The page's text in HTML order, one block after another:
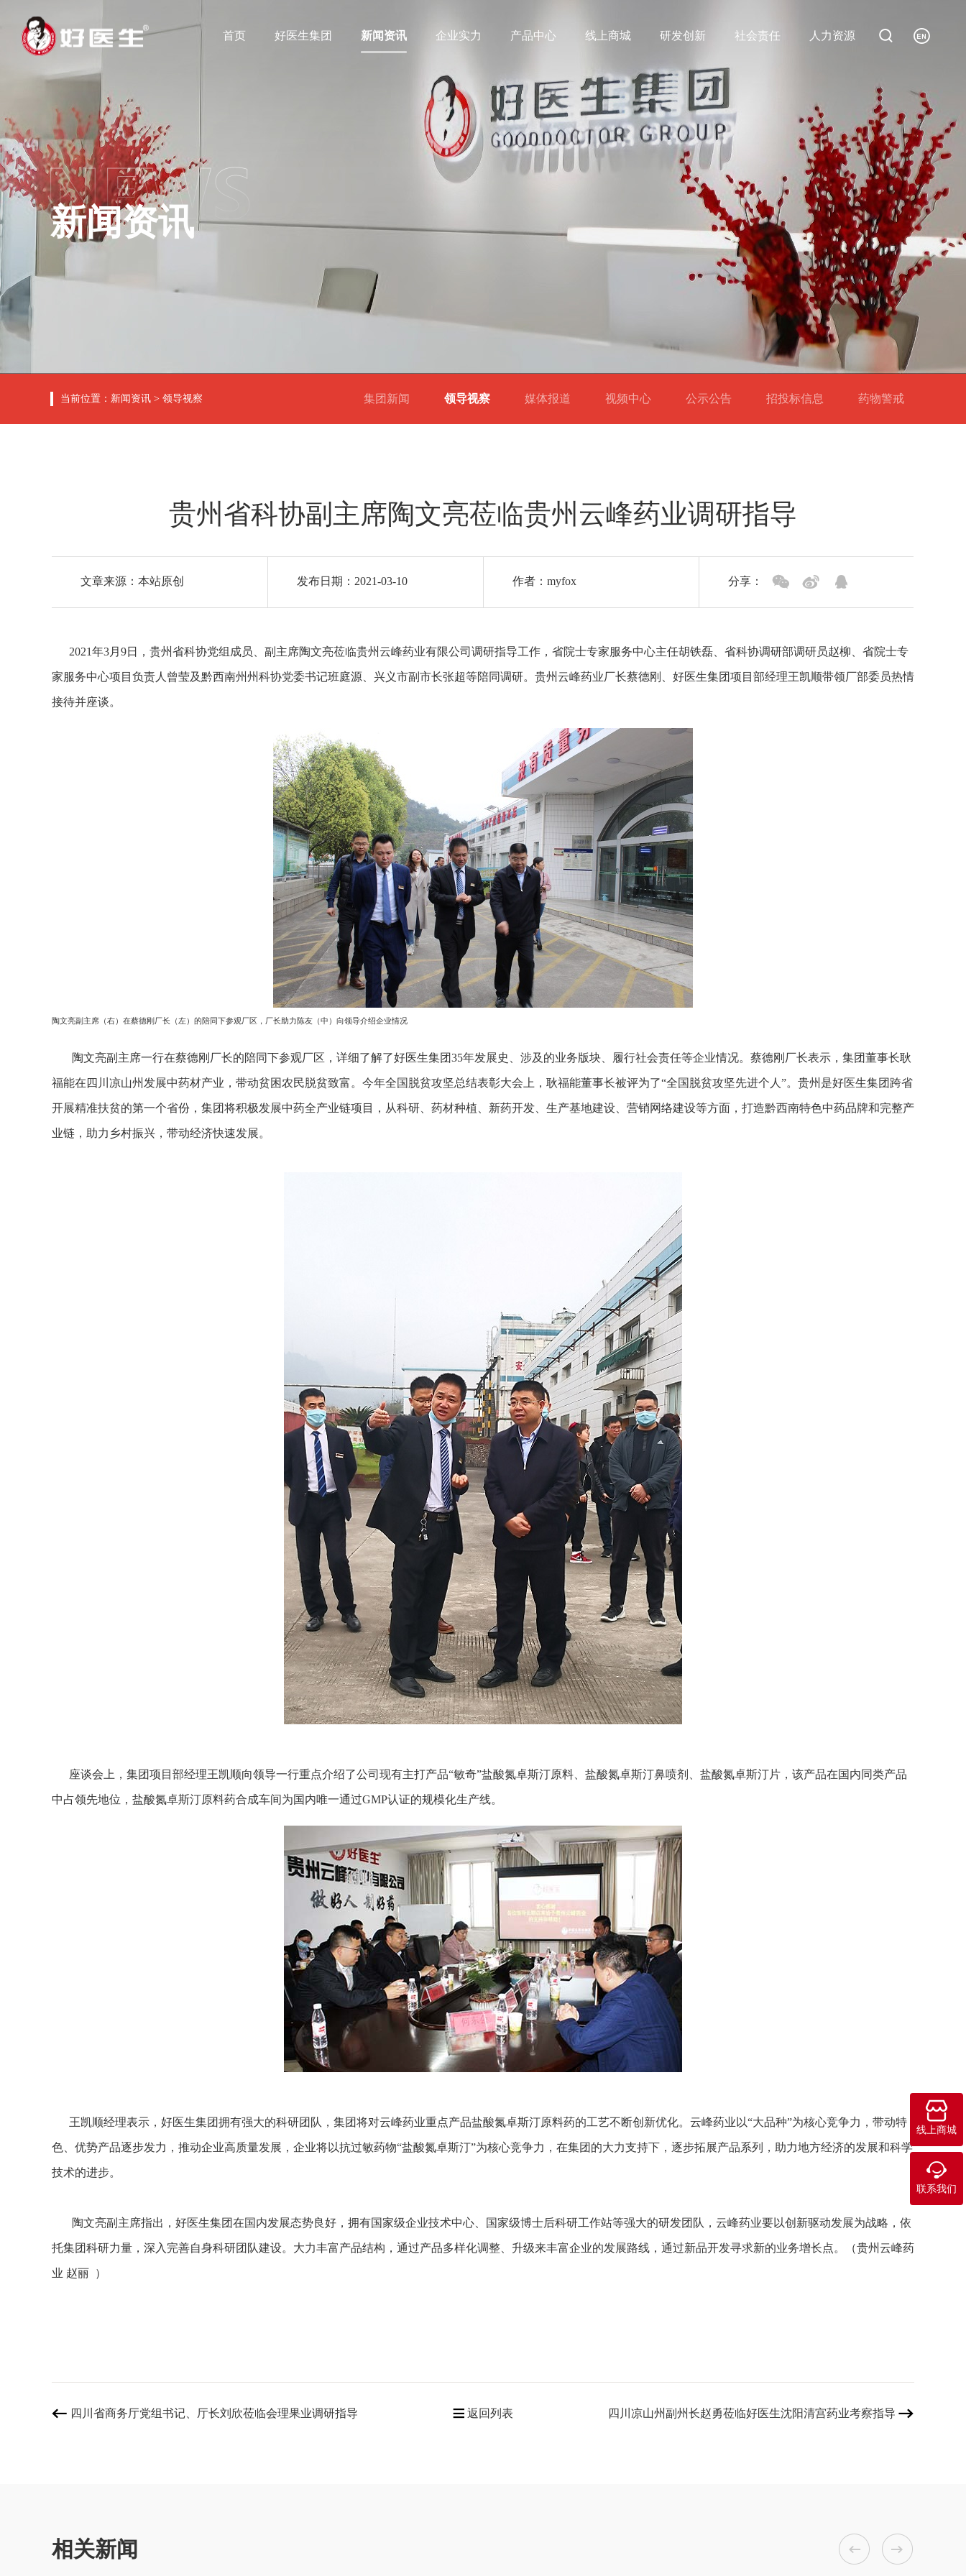
首页 好医生集团 新闻资讯 企业实力 产品中心 线上商城 研发创新 社会责任 人力资源  
新闻资讯
当前位置： 新闻资讯 > 领导视察 集团新闻 领导视察 媒体报道 视频中心 公示公告 招投标信息 药物警戒
贵州省科协副主席陶文亮莅临贵州云峰药业调研指导
文章来源：本站原创 发布日期：2021-03-10 作者：myfox 分享：
2021年3月9日，贵州省科协党组成员、副主席陶文亮莅临贵州云峰药业有限公司调研指导工作，省院士专家服务中心主任胡铁磊、省科协调研部调研员赵柳、省院士专
家服务中心项目负责人曾莹及黔西南州州科协党委书记班庭源、兴义市副市长张超等陪同调研。贵州云峰药业厂长蔡德刚、好医生集团项目部经理王凯顺带领厂部委员热情
接待并座谈。
陶文亮副主席（右）在蔡德刚厂长（左）的陪同下参观厂区，厂长助力陈友（中）向领导介绍企业情况
陶文亮副主席一行在蔡德刚厂长的陪同下参观厂区，详细了解了好医生集团35年发展史、涉及的业务版块、履行社会责任等企业情况。蔡德刚厂长表示，集团董事长耿
福能在四川凉山州发展中药材产业，带动贫困农民脱贫致富。今年全国脱贫攻坚总结表彰大会上，耿福能董事长被评为了“全国脱贫攻坚先进个人”。贵州是好医生集团跨省
开展精准扶贫的第一个省份，集团将积极发展中药全产业链项目，从科研、药材种植、新药开发、生产基地建设、营销网络建设等方面，打造黔西南特色中药品牌和完整产
业链，助力乡村振兴，带动经济快速发展。
座谈会上，集团项目部经理王凯顺向领导一行重点介绍了公司现有主打产品“敏奇”盐酸氮卓斯汀原料、盐酸氮卓斯汀鼻喷剂、盐酸氮卓斯汀片，该产品在国内同类产品
中占领先地位，盐酸氮卓斯汀原料药合成车间为国内唯一通过GMP认证的规模化生产线。
王凯顺经理表示，好医生集团拥有强大的科研团队，集团将对云峰药业重点产品盐酸氮卓斯汀原料药的工艺不断创新优化。云峰药业以“大品种”为核心竞争力，带动特
色、优势产品逐步发力，推动企业高质量发展，企业将以抗过敏药物“盐酸氮卓斯汀”为核心竞争力，在集团的大力支持下，逐步拓展产品系列，助力地方经济的发展和科学
技术的进步。
陶文亮副主席指出，好医生集团在国内发展态势良好，拥有国家级企业技术中心、国家级博士后科研工作站等强大的研发团队，云峰药业要以创新驱动发展为战略，依
托集团科研力量，深入完善自身科研团队建设。大力丰富产品结构，通过产品多样化调整、升级来丰富企业的发展路线，通过新品开发寻求新的业务增长点。（贵州云峰药
业 赵丽 ）
 四川省商务厅党组书记、厅长刘欣莅临会理果业调研指导  返回列表 四川凉山州副州长赵勇莅临好医生沈阳清宫药业考察指导 
相关新闻  

线上商城

联系我们